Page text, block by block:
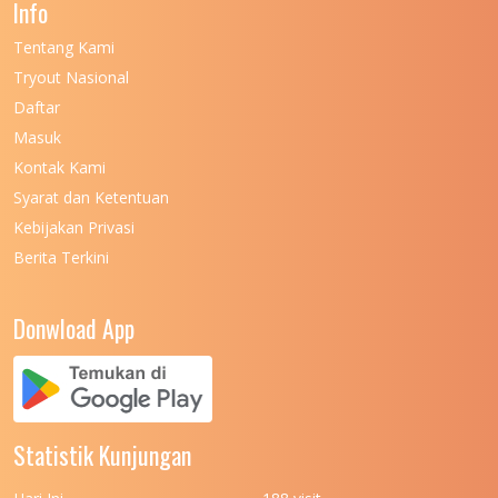
UNIVERSITAS NEGERI KHAIRUN
UNIVERSITAS NEGERI MEDAN
UNIVERSITAS NEGERI PADANG
UNIVERSITAS NUSA CENDANA
UNIVERSITAS PADJADJARAN
UNIVERSITAS PATTIMURA
Info
Tentang Kami
Tryout Nasional
Daftar
Masuk
Kontak Kami
Syarat dan Ketentuan
Kebijakan Privasi
Berita Terkini
Donwload App
Statistik Kunjungan